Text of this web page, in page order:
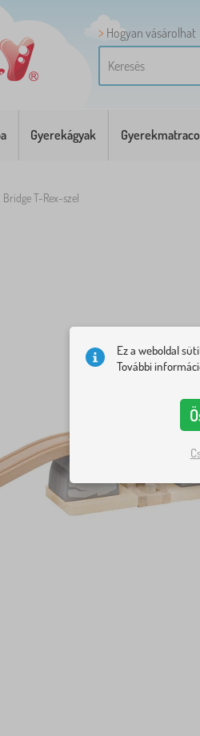
Hogyan vásárolhat
Gyerekágyak
Bridge T-Rex-szel
Ez a weboldal
További